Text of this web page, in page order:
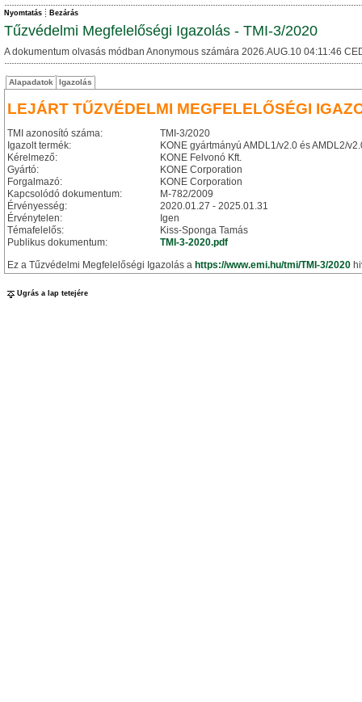
Nyomtatás Bezárás
Tűzvédelmi Megfelelőségi Igazolás - TMI-3/2020
A dokumentum olvasás módban Anonymous számára 2026.AUG.10 04:11:46
Alapadatok Igazolás
LEJÁRT TŰZVÉDELMI MEGFELELŐSÉGI
TMI azonosító száma:
TMI-3/2020
Igazolt termék:
KONE gyártmányú AMDL1/v2.0 és AMDL2/
Kérelmező:
KONE Felvonó Kft.
Gyártó:
KONE Corporation
Forgalmazó:
KONE Corporation
Kapcsolódó dokumentum:
M-782/2009
Érvényesség:
2020.01.27 - 2025.01.31
Érvénytelen:
Igen
Témafelelős:
Kiss-Sponga Tamás
Publikus dokumentum:
TMI-3-2020.pdf
Ez a Tűzvédelmi Megfelelőségi Igazolás a https://www.emi.hu/tmi/TMI-3/2020
Ugrás a lap tetejére